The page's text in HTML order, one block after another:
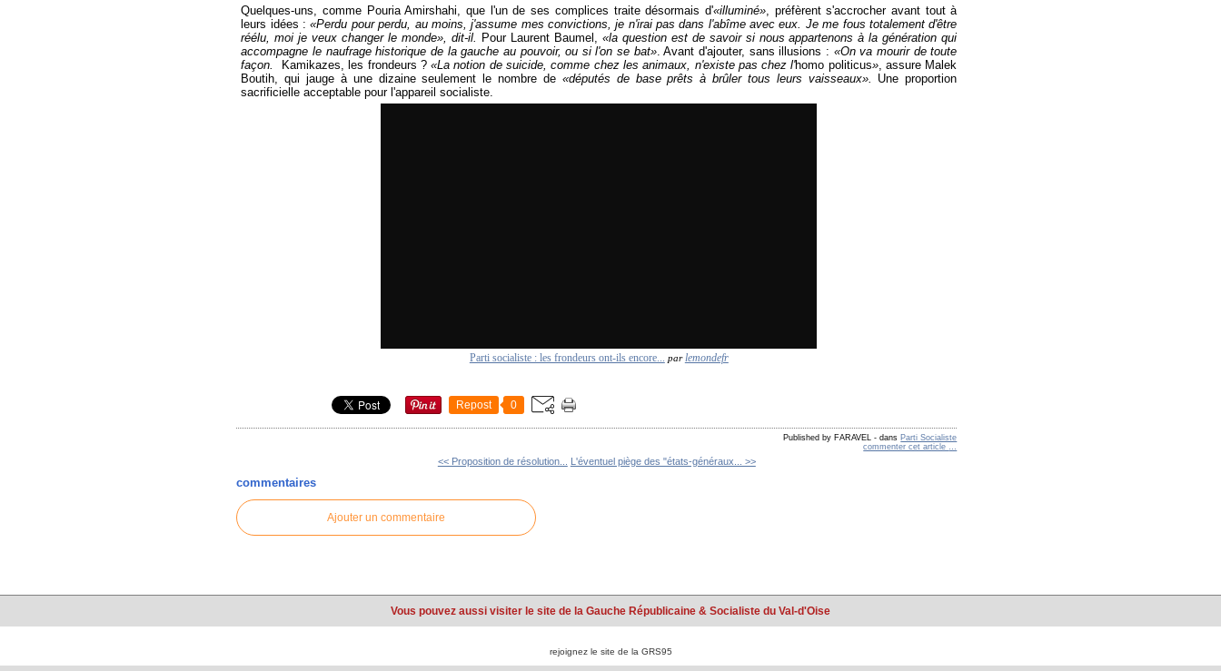
Quelques-uns, comme Pouria Amirshahi, que l'un de ses complices traite désormais d'«illuminé», préfèrent s'accrocher avant tout à
leurs idées :«Perdu pour perdu, au moins, j'assume mes convictions, je n'irai pas dans l'abîme avec eux. Je me fous totalement d'être
réélu, moi je veux changer le monde», dit-il.
Pour Laurent Baumel, «la question est de savoir si nous appartenons à la génération qui
accompagne le naufrage historique de la gauche au pouvoir, ou si l'on se bat». Avant d'ajouter, sans illusions : «On va mourir de toute
façon.
Kamikazes, les frondeurs ?«La notion de suicide, comme chez les animaux, n'existe pas chez l'homo politicus», assure Malek
Boutih, qui jauge à une dizaine seulement le nombre de «députés de base prêts à brûler tous leurs vaisseaux».
Une proportion
sacrificielle acceptable pour l'appareil socialiste.
Parti socialiste : les frondeurs ont-ils encore... par lemondefr
Repost 0
Published by FARAVEL - dans Parti Socialiste
commenter cet article
<< Proposition de résolution... L'éventuel piège des "états-généraux... >>
commentaires
Ajouter un commentaire
Vous pouvez aussi visiter le site de la Gauche Républicaine & Socialiste du Val-d'Oise
rejoignez le site de la GRS95